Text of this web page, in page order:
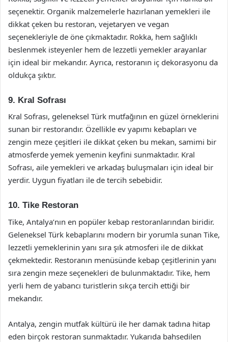
seçenektir. Organik malzemelerle hazırlanan yemekleri ile
dikkat çeken bu restoran, vejetaryen ve vegan
seçenekleriyle de öne çıkmaktadır. Rokka, hem sağlıklı
beslenmek isteyenler hem de lezzetli yemekler arayanlar
için ideal bir mekandır. Ayrıca, restoranın iç dekorasyonu da
oldukça şıktır.
9. Kral Sofrası
Kral Sofrası, geleneksel Türk mutfağının en güzel örneklerini
sunan bir restorandır. Özellikle ev yapımı kebapları ve
zengin meze çeşitleri ile dikkat çeken bu mekan, samimi bir
atmosferde yemek yemenin keyfini sunmaktadır. Kral
Sofrası, aile yemekleri ve arkadaş buluşmaları için ideal bir
yerdir. Uygun fiyatları ile de tercih sebebidir.
10. Tike Restoran
Tike, Antalya’nın en popüler kebap restoranlarından biridir.
Geleneksel Türk kebaplarını modern bir yorumla sunan Tike,
lezzetli yemeklerinin yanı sıra şık atmosferi ile de dikkat
çekmektedir. Restoranın menüsünde kebap çeşitlerinin yanı
sıra zengin meze seçenekleri de bulunmaktadır. Tike, hem
yerli hem de yabancı turistlerin sıkça tercih ettiği bir
mekandır.
Antalya, zengin mutfak kültürü ile her damak tadına hitap
eden birçok restoran sunmaktadır. Yukarıda bahsedilen